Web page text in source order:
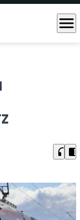
menu
headphones chrome_reader_mode